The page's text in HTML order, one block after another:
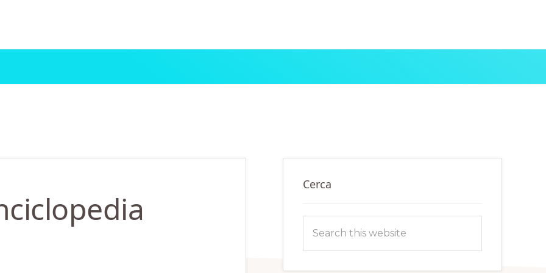
Primary
Sidebar
Cerca
this